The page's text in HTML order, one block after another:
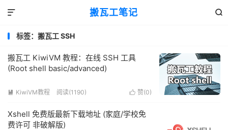
搬瓦工笔记 

标签：搬瓦工 SSH
搬瓦工 KiwiVM 教程：在线 SSH 工具
(Root shell basic/advanced)
 KiwiVM教程 阅读(1190)  赞(0)
Xshell 免费版最新下载地址 (家庭/学校免
费许可 非破解版)